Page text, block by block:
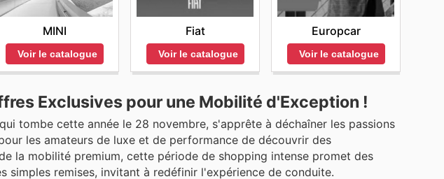
MINI
Voir le catalogue
Fiat
Voir le catalogue
Europcar
Voir le catalogue
Exclusives pour une Mobilité d'Exception !
tombe cette année le 28 novembre, s'apprête à déchaîner les passions
les amateurs de luxe et de performance de découvrir des
la mobilité premium, cette période de shopping intense promet des
simples remises, invitant à redéfinir l'expérience de conduite.